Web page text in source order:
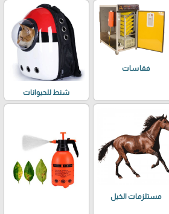
فقاسات
شنط للحيوانات
مستلزمات الخيل